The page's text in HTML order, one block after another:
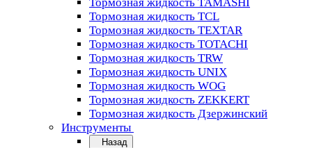
Тормозная жидкость TCL
Тормозная жидкость TEXTAR
Тормозная жидкость TOTACHI
Тормозная жидкость TRW
Тормозная жидкость UNIX
Тормозная жидкость WOG
Тормозная жидкость ZEKKERT
Тормозная жидкость Дзержинский
Инструменты
Назад